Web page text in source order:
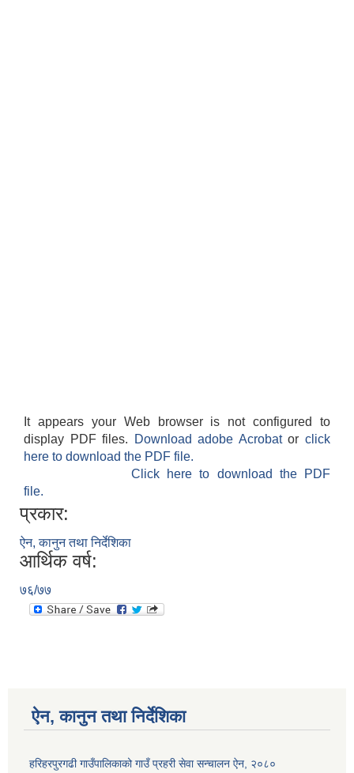
It appears your Web browser is not configured to
display PDF files.
Download adobe Acrobatorclick
here to download the PDF file.
Click here to download the PDF
file.
प्रकार:
ऐन, कानुन तथा निर्देशिका
आर्थिक वर्ष:
७६/७७
ऐन, कानुन तथा निर्देशिका
हरिहरपुरगढी गाउँपालिकाको गाउँ प्रहरी सेवा सन्चालन ऐन, २०८०